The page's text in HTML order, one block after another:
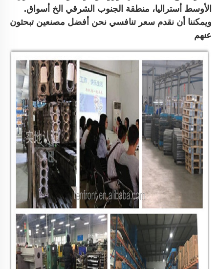
الأوسط أستراليا، منطقة الجنوب الشرقي الخ أسواق.
ويمكننا أن نقدم سعر تنافسي نحن أفضل مصنعين تبحثون
عنهم